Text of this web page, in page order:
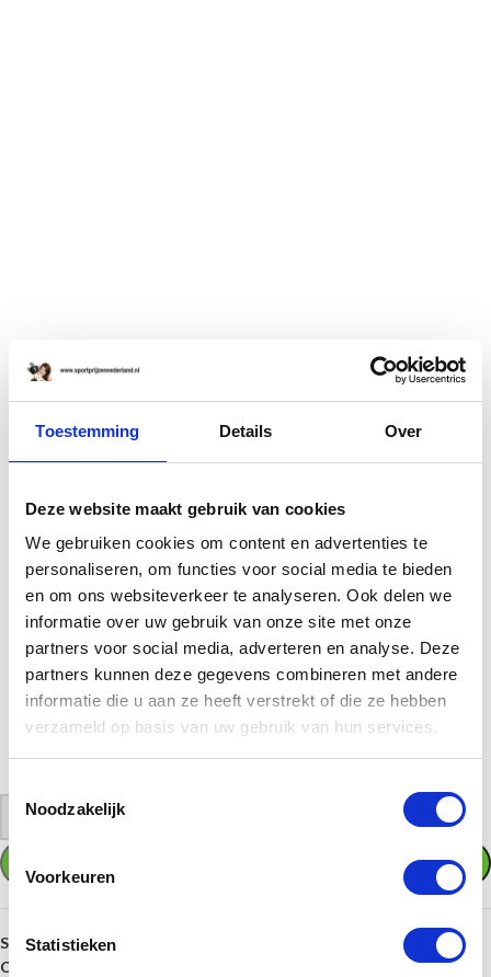
Toestemming Details Over
Deze website maakt gebruik van cookies
We gebruiken cookies om content en advertenties te
personaliseren, om functies voor social media te bieden
en om ons websiteverkeer te analyseren. Ook delen we
informatie over uw gebruik van onze site met onze
partners voor social media, adverteren en analyse. Deze
partners kunnen deze gegevens combineren met andere
informatie die u aan ze heeft verstrekt of die ze hebben
verzameld op basis van uw gebruik van hun services.
Noodzakelijk
Voorkeuren
Statistieken
+
SKU:sculpture-ma331
Categorie: